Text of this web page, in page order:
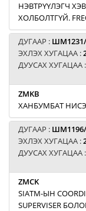
НЭВТРҮҮЛЭГЧ
ХОЛБОЛТГҮЙ.
ДУГААР :
ЭХЛЭХ ХУГАЦАА :
ДУУСАХ ХУГАЦАА :
ZMKB
ХАНБУМБАТ
ДУГААР :
ЭХЛЭХ ХУГАЦАА :
ДУУСАХ ХУГАЦАА :
ZMCK
SIATM-ЫН
SUPERVISER